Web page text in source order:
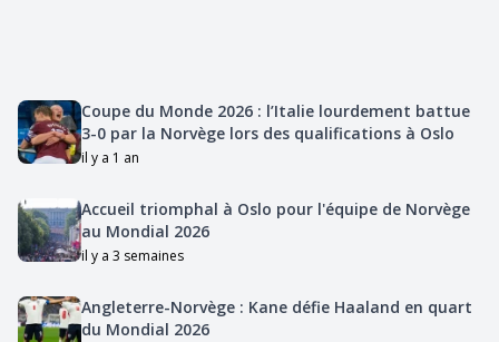
Coupe du Monde 2026 : l’Italie lourdement battue
3-0 par la Norvège lors des qualifications à Oslo
il y a 1 an
Accueil triomphal à Oslo pour l'équipe de Norvège
au Mondial 2026
il y a 3 semaines
Angleterre-Norvège : Kane défie Haaland en quart
du Mondial 2026